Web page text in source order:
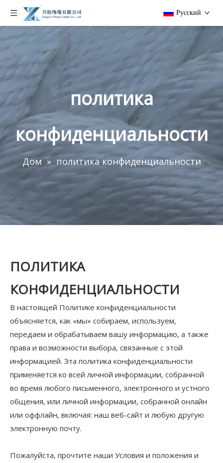
Pусский
политика
конфиденциальности
Дом » политика конфиденциальности
ПОЛИТИКА
КОНФИДЕНЦИАЛЬНОСТИ
В настоящей Политике конфиденциальности
объясняется, как «мы» собираем, используем,
передаем и обрабатываем вашу информацию, а также
права и возможности выбора, связанные с этой
информацией. Эта политика конфиденциальности
применяется ко всей личной информации, собранной
во время любого письменного, электронного и устного
общения, или личной информации, собранной онлайн
или оффлайн, включая: наш веб-сайт и любую другую
электронную почту.
Пожалуйста, прочтите наши Условия и положения и